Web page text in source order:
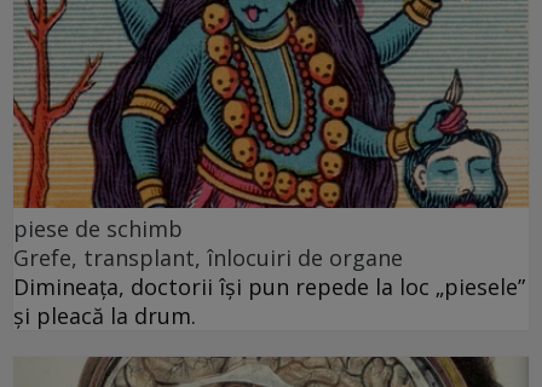
piese de schimb
Grefe, transplant, înlocuiri de organe
Dimineața, doctorii își pun repede la loc „piesele”
și pleacă la drum.